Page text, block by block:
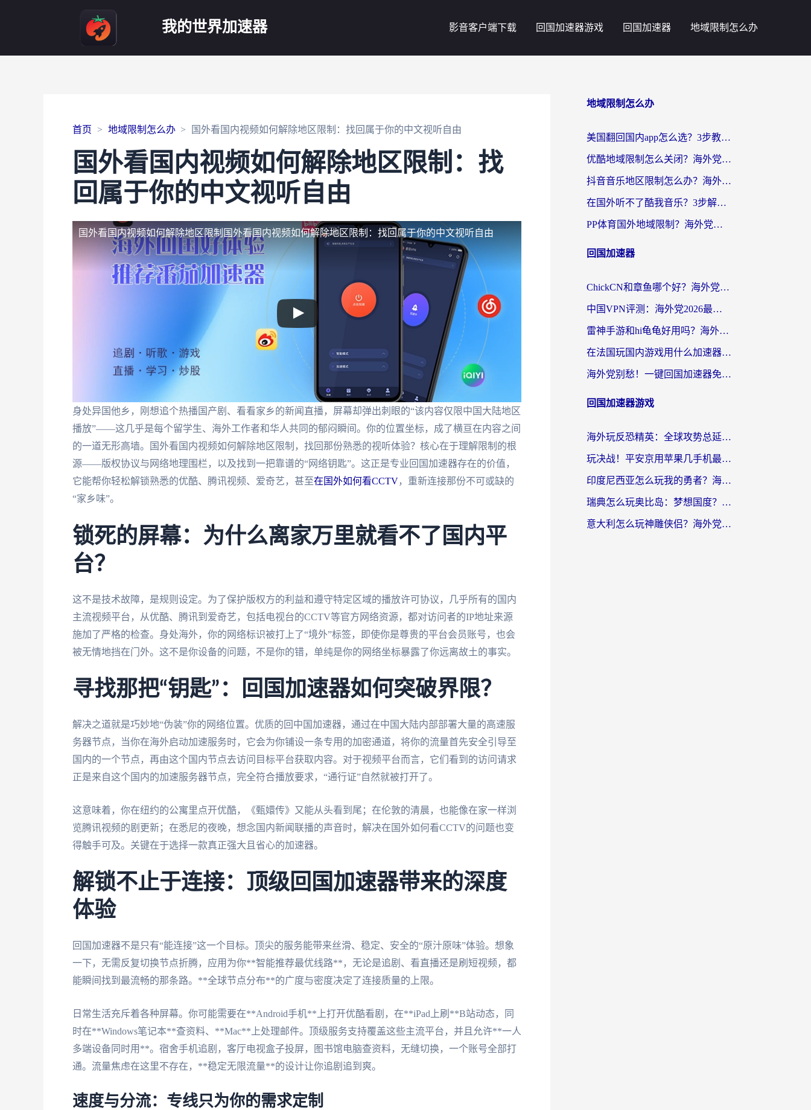
我的世界加速器 影音客户端下载 回国加速器游戏 回国加速器 地域限制怎么办
首页 地域限制怎么办 国外看国内视频如何解除地区限制：找回属于你的中文视听自由
国外看国内视频如何解除地区限制：找
回属于你的中文视听自由
国外看国内视频如何解除地区限制国外看国内视频如何解除地区限制：找回属于你的中文视听自由
身处异国他乡，刚想追个热播国产剧、看看家乡的新闻直播，屏幕却弹出刺眼的“该内容仅限中国大陆地区
播放”——这几乎是每个留学生、海外工作者和华人共同的郁闷瞬间。你的位置坐标，成了横亘在内容之间
的一道无形高墙。国外看国内视频如何解除地区限制，找回那份熟悉的视听体验？核心在于理解限制的根
源——版权协议与网络地理围栏，以及找到一把靠谱的“网络钥匙”。这正是专业回国加速器存在的价值，
它能帮你轻松解锁熟悉的优酷、腾讯视频、爱奇艺，甚至在国外如何看CCTV，重新连接那份不可或缺的
“家乡味”。
锁死的屏幕：为什么离家万里就看不了国内平
台？
这不是技术故障，是规则设定。为了保护版权方的利益和遵守特定区域的播放许可协议，几乎所有的国内
主流视频平台，从优酷、腾讯到爱奇艺，包括电视台的CCTV等官方网络资源，都对访问者的IP地址来源
施加了严格的检查。身处海外，你的网络标识被打上了“境外”标签，即使你是尊贵的平台会员账号，也会
被无情地挡在门外。这不是你设备的问题，不是你的错，单纯是你的网络坐标暴露了你远离故土的事实。
寻找那把“钥匙”：回国加速器如何突破界限？
解决之道就是巧妙地“伪装”你的网络位置。优质的回中国加速器，通过在中国大陆内部部署大量的高速服
务器节点，当你在海外启动加速服务时，它会为你铺设一条专用的加密通道，将你的流量首先安全引导至
国内的一个节点，再由这个国内节点去访问目标平台获取内容。对于视频平台而言，它们看到的访问请求
正是来自这个国内的加速服务器节点，完全符合播放要求，“通行证”自然就被打开了。
这意味着，你在纽约的公寓里点开优酷，《甄嬛传》又能从头看到尾；在伦敦的清晨，也能像在家一样浏
览腾讯视频的剧更新；在悉尼的夜晚，想念国内新闻联播的声音时，解决在国外如何看CCTV的问题也变
得触手可及。关键在于选择一款真正强大且省心的加速器。
解锁不止于连接：顶级回国加速器带来的深度
体验
回国加速器不是只有“能连接”这一个目标。顶尖的服务能带来丝滑、稳定、安全的“原汁原味”体验。想象
一下，无需反复切换节点折腾，应用为你**智能推荐最优线路**，无论是追剧、看直播还是刷短视频，都
能瞬间找到最流畅的那条路。**全球节点分布**的广度与密度决定了连接质量的上限。
日常生活充斥着各种屏幕。你可能需要在**Android手机**上打开优酷看剧，在**iPad上刷**B站动态，同
时在**Windows笔记本**查资料、**Mac**上处理邮件。顶级服务支持覆盖这些主流平台，并且允许**一人
多端设备同时用**。宿舍手机追剧，客厅电视盒子投屏，图书馆电脑查资料，无缝切换，一个账号全部打
通。流量焦虑在这里不存在，**稳定无限流量**的设计让你追剧追到爽。
速度与分流：专线只为你的需求定制
地域限制怎么办
美国翻回国内app怎么选？3步教你无缝刷剧、登12123、访问国内网站
优酷地域限制怎么关闭？海外党亲测有效的追剧加速器选择指南
抖音音乐地区限制怎么办？海外党亲测有效的听歌自由指南
在国外听不了酷我音乐？3步解除手机酷我音乐海外限制，附实测好用加速器
PP体育国外地域限制？海外党看球终极方案：从欧洲杯到奥运会，中文解说不卡顿！
回国加速器
ChickCN和章鱼哪个好？海外党选回国加速器的3个关键维度 + 实用避坑指南
中国VPN评测：海外党2026最全回国加速器选择指南，告别地区限制不踩坑
雷神手游和hi龟龟好用吗？海外党亲测3款回国加速器，教你选对国外到国内加速器
在法国玩国内游戏用什么加速器？2026实测解决延迟卡顿的实用指南
海外党别愁！一键回国加速器免费版怎么选？从踩坑到流畅访问的全攻略
回国加速器游戏
海外玩反恐精英：全球攻势总延迟？从瑞典玩神武4到外国玩黎明觉醒，选对加速器才是关键！
玩决战！平安京用苹果几手机最好？海外党必看的设备+加速器双攻略
印度尼西亚怎么玩我的勇者？海外党国服游戏加速避坑指南（附实况五行师解决方案）
瑞典怎么玩奥比岛：梦想国度？海外党亲测有效的国服游戏加速全攻略
意大利怎么玩神雕侠侣？海外党国服游戏加速终极指南（附欧洲玩王者王国保卫战4不卡技巧）